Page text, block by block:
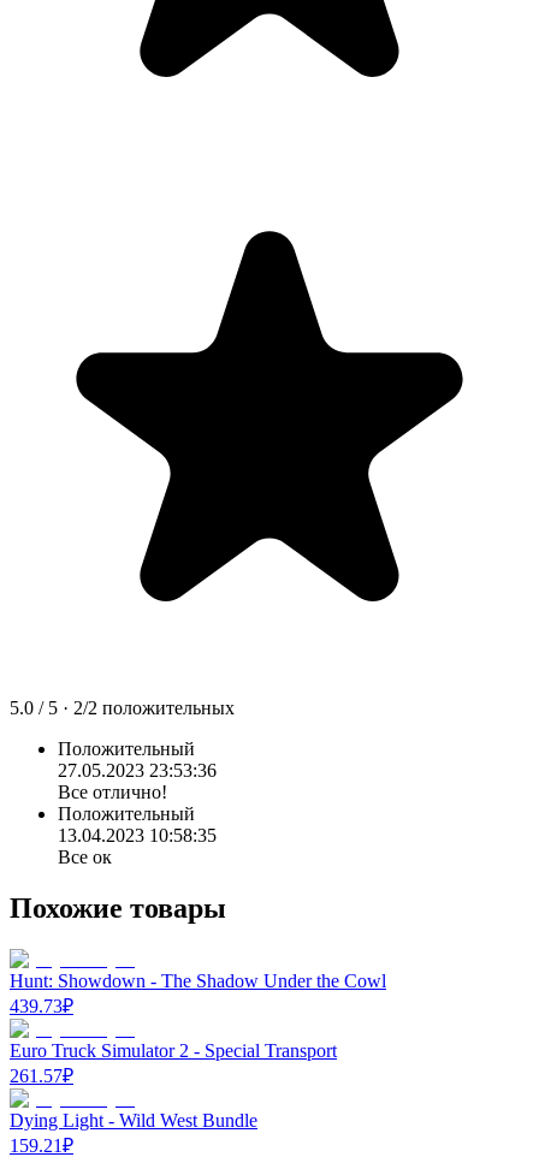
5.0 / 5 · 2/2 положительных
Положительный
27.05.2023 23:53:36
Все отлично!
Положительный
13.04.2023 10:58:35
Все ок
Похожие товары
Hunt: Showdown - The Shadow Under the Cowl
439.73₽
Euro Truck Simulator 2 - Special Transport
261.57₽
Dying Light - Wild West Bundle
159.21₽